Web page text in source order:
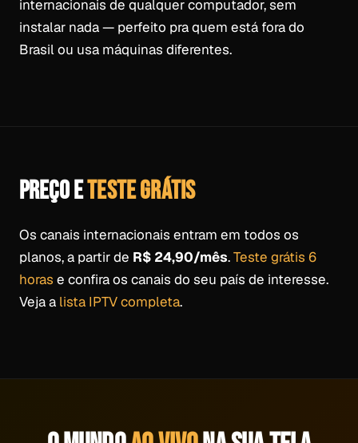
internacionais de qualquer computador, sem
instalar nada — perfeito pra quem está fora do
Brasil ou usa máquinas diferentes.
PREÇO ETESTE GRÁTIS
Os canais internacionais entram em todos os
planos, a partir de R$ 24,90/mês.Teste grátis 6
horas e confira os canais do seu país de interesse.
Veja a lista IPTV completa.